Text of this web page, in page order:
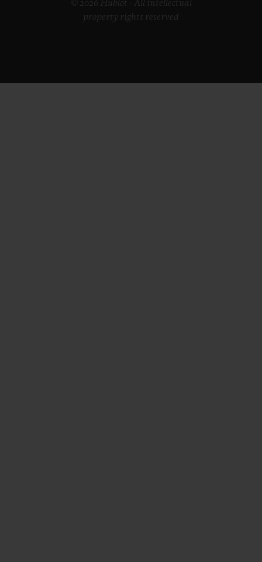
© 2026 Hublot - All intellectual
property rights reserved